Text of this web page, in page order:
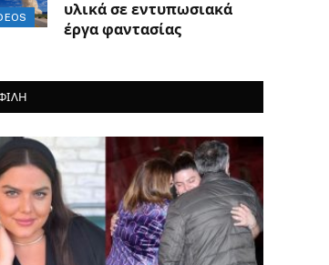
υλικά σε εντυπωσιακά
έργα φαντασίας